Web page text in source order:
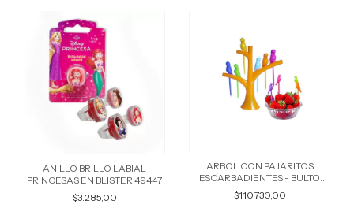
ANILLO BRILLO LABIAL
PRINCESAS EN BLISTER 49447
$3.285,00
ARBOL CON PAJARITOS
ESCARBADIENTES - BULTO
POR 20 UNIDADES COLORES
SURTIDOS 8001
$110.730,00